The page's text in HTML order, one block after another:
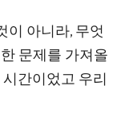
이 아니라, 무엇
문제를 가져올
간이었고 우리